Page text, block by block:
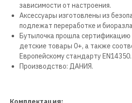
зависимости от настроения.
Аксессуары изготовлены из
подлежат переработке и
Бутылочка прошла сертификацию
детские товары 0+, а также
Европейскому стандарту EN14350.
Производство: ДАНИЯ.